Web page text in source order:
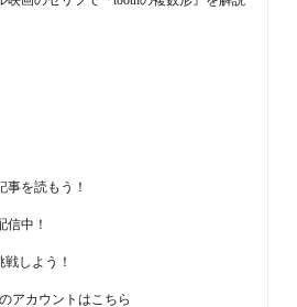
事を読もう！
信中！
しよう！
アカウントはこちら